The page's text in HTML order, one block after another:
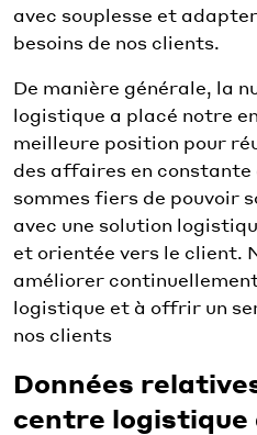
avec souplesse et
besoins de nos clients.
De manière générale, la
logistique a placé notre
meilleure position pour
des affaires en constante
sommes fiers de pouvoir
avec une solution
et orientée vers le client.
améliorer
logistique et à offrir un
nos clients
Données
centre logistique